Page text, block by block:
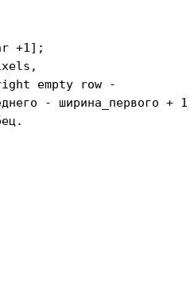
+1];
empty row -
- ширина_первого + 1